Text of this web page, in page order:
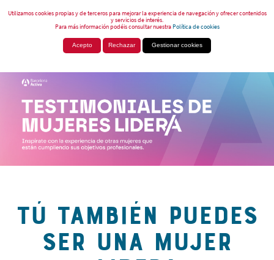
Utilizamos cookies propias y de terceros para mejorar la experiencia de navegación y ofrecer contenidos
y servicios de interés.
Para más información podéis consultar nuestraPolítica de cookies
Acepto Rechazar Gestionar cookies
TÚ TAMBIÉN PUEDES
SER UNA MUJER